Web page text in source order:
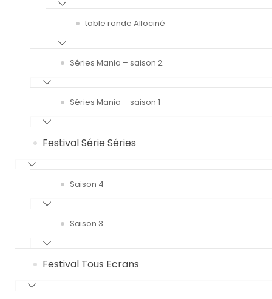
table ronde Allociné
Séries Mania – saison 2
Séries Mania – saison 1
Festival Série Séries
Saison 4
Saison 3
Festival Tous Ecrans